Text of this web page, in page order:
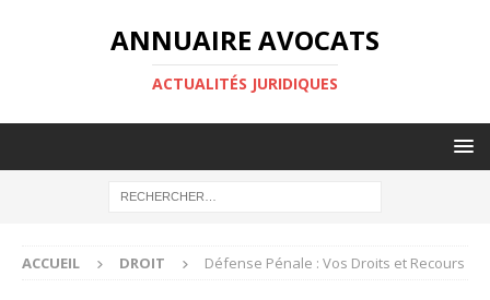
ANNUAIRE AVOCATS
ACTUALITÉS JURIDIQUES
ACCUEIL DROIT Défense Pénale : Vos Droits et Recours